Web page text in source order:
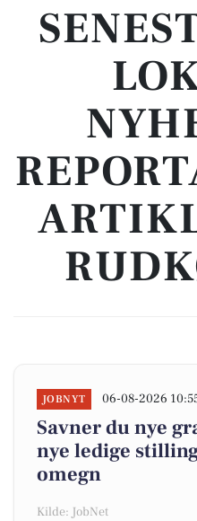
JOBNYT 06-08-2026
Savner du nye
nye ledige
omegn
Kilde: JobNet